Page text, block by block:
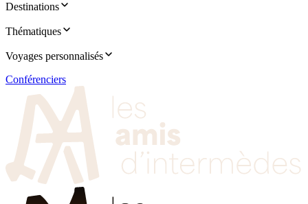
Destinations
Thématiques
Voyages personnalisés
Conférenciers